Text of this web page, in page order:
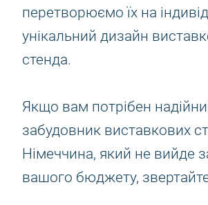
перетворюємо їх на
унікальний дизайн
стенда.
Якщо вам потрібен
забудовник виставкових
Німеччина, який не вийде
вашого бюджету,